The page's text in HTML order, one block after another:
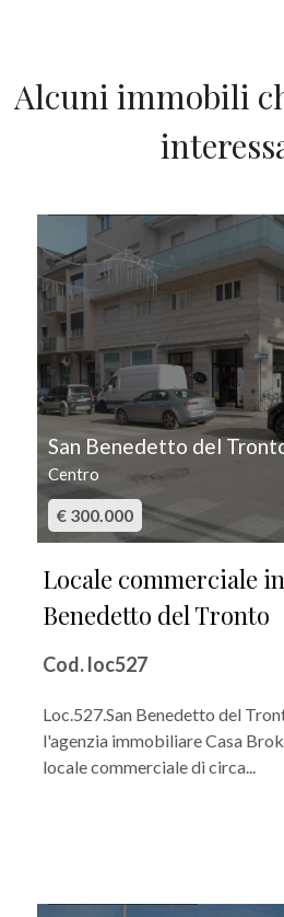
Alcuni immobili
San Benedetto del
Centro
€ 300.000
Locale commerciale
Benedetto del Tronto
Cod. loc527
Loc.527.San Benedetto del
l'agenzia immobiliare Casa
locale commerciale di circa...
Balcone/Terrazzo
Arredato
Nuova costruzione
Lusso